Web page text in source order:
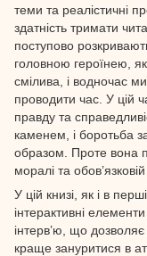
теми та реалістичні
здатність тримати
поступово
головною героїнею,
смілива, і водночас
проводити час. У цій
правду та
каменем, і боротьба
образом. Проте вона
моралі та
У цій книзі, як і в
інтерактивні
інтерв’ю, що
краще зануритися в